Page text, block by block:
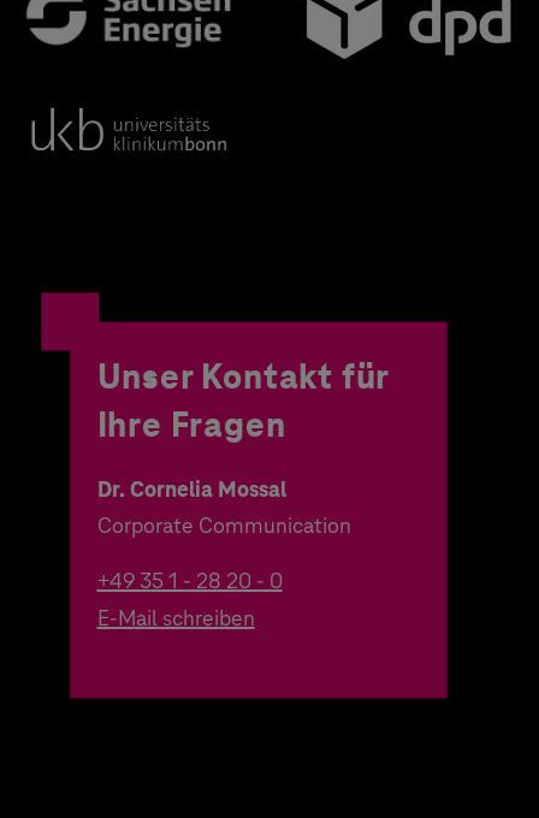
Unser Kontakt für
Ihre Fragen
Dr. Cornelia Mossal
Corporate Communication
+49 35 1 - 28 20 - 0
E-Mail schreiben